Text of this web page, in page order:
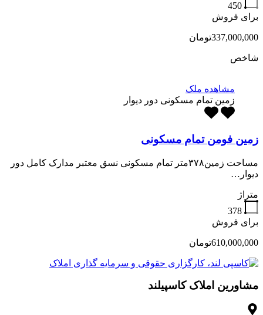
450
برای فروش
337,000,000تومان
شاخص
مشاهده ملک
زمین تمام مسکونی دور دیوار
زمین فومن تمام مسکونی
مساحت زمین۳۷۸متر تمام مسکونی نسق معتبر مدارک کامل دور
دیوار…
متراژ
378
برای فروش
610,000,000تومان
مشاورین املاک کاسپیلند